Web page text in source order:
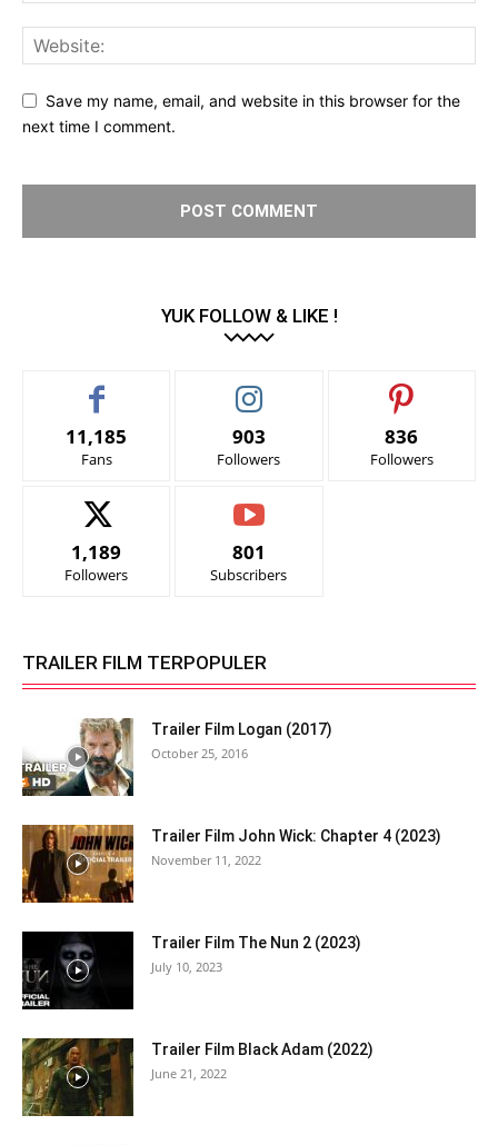
Save my name, email, and website in this browser for the
next time I comment.
YUK FOLLOW & LIKE !
11,185
Fans
903
Followers
836
Followers
1,189
Followers
801
Subscribers
TRAILER FILM TERPOPULER
Trailer Film Logan (2017)
October 25, 2016
Trailer Film John Wick: Chapter 4 (2023)
November 11, 2022
Trailer Film The Nun 2 (2023)
July 10, 2023
Trailer Film Black Adam (2022)
June 21, 2022